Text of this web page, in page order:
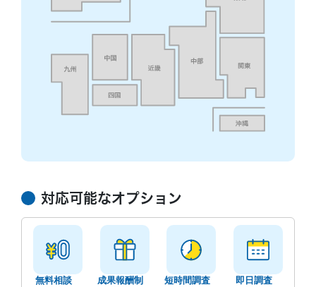
無料相談/見積もり
現在営業中
対応可能なオプション
無料相談
成果報酬制
短時間調査
即日調査